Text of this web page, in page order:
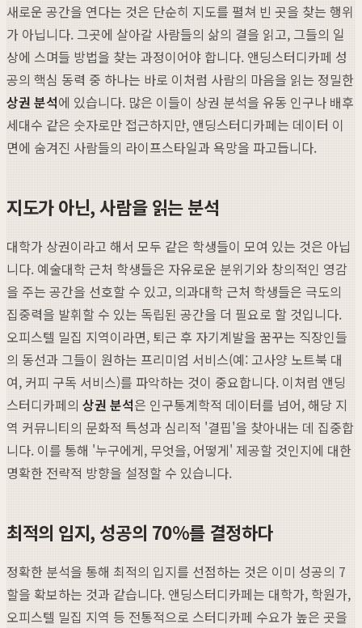
새로운 공간을 연다는 것은 단순히 지도를 펼쳐 빈 곳을 찾는 행위
가 아닙니다. 그곳에 살아갈 사람들의 삶의 결을 읽고, 그들의 일
상에 스며들 방법을 찾는 과정이어야 합니다. 앤딩스터디카페 성
공의 핵심 동력 중 하나는 바로 이처럼 사람의 마음을 읽는 정밀한
상권 분석에 있습니다. 많은 이들이 상권 분석을 유동 인구나 배후
세대수 같은 숫자로만 접근하지만, 앤딩스터디카페는 데이터 이
면에 숨겨진 사람들의 라이프스타일과 욕망을 파고듭니다.
지도가 아닌, 사람을 읽는 분석
대학가 상권이라고 해서 모두 같은 학생들이 모여 있는 것은 아닙
니다. 예술대학 근처 학생들은 자유로운 분위기와 창의적인 영감
을 주는 공간을 선호할 수 있고, 의과대학 근처 학생들은 극도의
집중력을 발휘할 수 있는 독립된 공간을 더 필요로 할 것입니다.
오피스텔 밀집 지역이라면, 퇴근 후 자기계발을 꿈꾸는 직장인들
의 동선과 그들이 원하는 프리미엄 서비스(예: 고사양 노트북 대
여, 커피 구독 서비스)를 파악하는 것이 중요합니다. 이처럼 앤딩
스터디카페의 상권 분석은 인구통계학적 데이터를 넘어, 해당 지
역 커뮤니티의 문화적 특성과 심리적 '결핍'을 찾아내는 데 집중합
니다. 이를 통해 '누구에게, 무엇을, 어떻게' 제공할 것인지에 대한
명확한 전략적 방향을 설정할 수 있습니다.
최적의 입지, 성공의 70%를 결정하다
정확한 분석을 통해 최적의 입지를 선점하는 것은 이미 성공의 7
할을 확보하는 것과 같습니다. 앤딩스터디카페는 대학가, 학원가,
오피스텔 밀집 지역 등 전통적으로 스터디카페 수요가 높은 곳을